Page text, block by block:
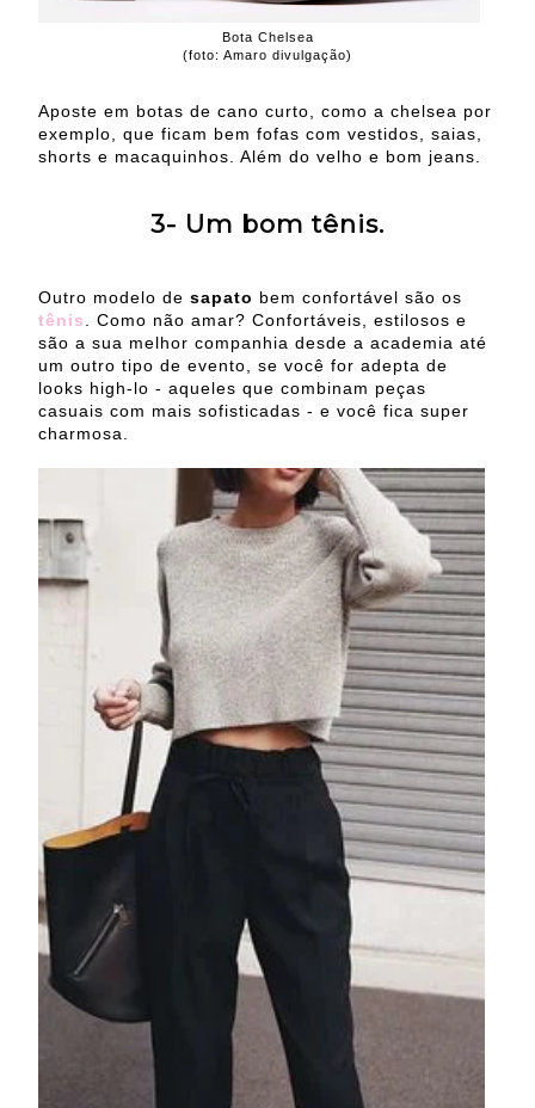
Bota Chelsea
(foto: Amaro divulgação)
Aposte em botas de cano curto, como a chelsea por
exemplo, que ficam bem fofas com vestidos, saias,
shorts e macaquinhos. Além do velho e bom jeans.
3- Um bom tênis.
Outro modelo de sapato bem confortável são os
tênis. Como não amar? Confortáveis, estilosos e
são a sua melhor companhia desde a academia até
um outro tipo de evento, se você for adepta de
looks high-lo - aqueles que combinam peças
casuais com mais sofisticadas - e você fica super
charmosa.